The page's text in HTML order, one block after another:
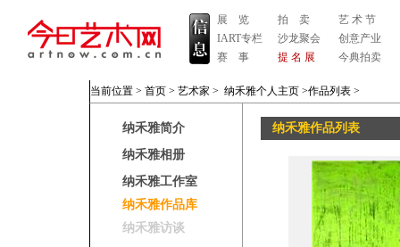
展 览
IART专栏
赛 事
拍 卖
沙龙聚会
提 名 展
艺 术 节
创意产业
今典拍卖
当前位置 > 首页 > 艺术家 > 纳禾雅个人主页 >作品列表 >
纳禾雅简介
纳禾雅相册
纳禾雅工作室
纳禾雅作品库
纳禾雅访谈
纳禾雅作品列表